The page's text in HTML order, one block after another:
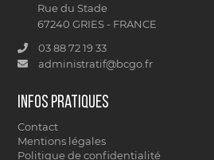
Rue du Stade
67240 GRIES - FRANCE
03 88 72 19 33
administratif@bcgo.fr
Infos pratiques
Contact
Mentions légales
Politique de confidentialité